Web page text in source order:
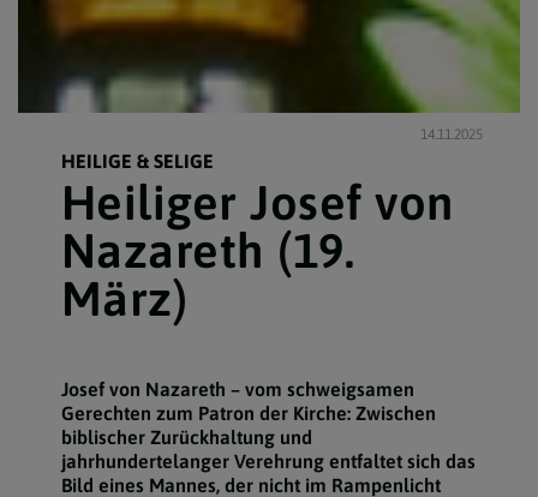
14.11.2025
HEILIGE & SELIGE
Heiliger Josef von
Nazareth (19.
März)
Josef von Nazareth – vom schweigsamen
Gerechten zum Patron der Kirche: Zwischen
biblischer Zurückhaltung und
jahrhundertelanger Verehrung entfaltet sich das
Bild eines Mannes, der nicht im Rampenlicht